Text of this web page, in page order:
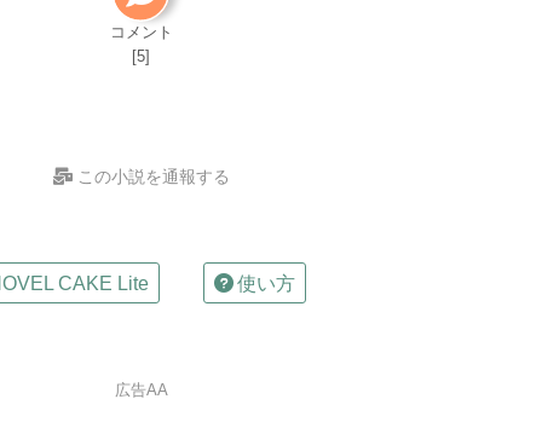
分で小説を削除してください
コメント
[5]
この小説を通報する
認メールが自動返信されます
CAKE Lite 使い方
広告AA